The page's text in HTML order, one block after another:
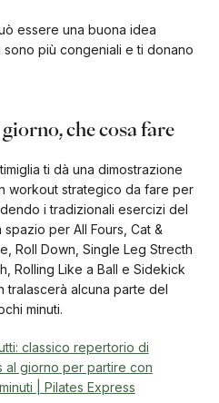
essere una buona idea
più congeniali e ti donano
che cosa fare
ti dà una dimostrazione
workout strategico da fare per
i tradizionali esercizi del
per All Fours, Cat &
Roll Down, Single Leg Strecth
Rolling Like a Ball e Sidekick
tralascerà alcuna parte del
minuti.
classico repertorio di
al giorno per partire con
| Pilates Express